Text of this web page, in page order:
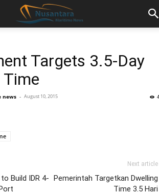
Targets 3.5-Day
Time
news - August 10, 2015
Build IDR 4-
Next article
Pemerintah Targetkan Dwelling
Time 3.5 Hari